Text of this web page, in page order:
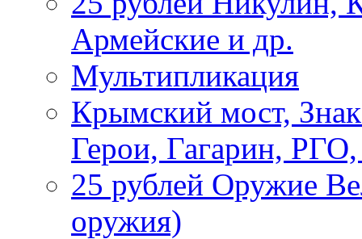
Армейские и др.
Мультипликация
Крымский мост,
Герои, Гагарин,
25 рублей Оружие
оружия)